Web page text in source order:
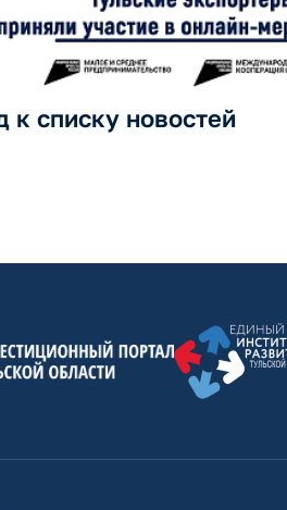
к списку новостей